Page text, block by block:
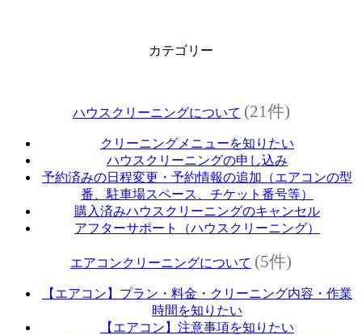
カテゴリー
ハウスクリーニングについて (21件)
クリーニングメニューを知りたい
ハウスクリーニングの申し込み
予約済みの日程変更・予約情報の追加（エアコンの型
番、駐車場スペース、チケット番号等）
購入済みハウスクリーニングのキャンセル
アフターサポート（ハウスクリーニング）
エアコンクリーニングについて (5件)
【エアコン】プラン・料金・クリーニング内容・作業
時間を知りたい
【エアコン】注意事項を知りたい